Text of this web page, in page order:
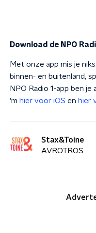
Download de NPO
Met onze app mis je
binnen- en buitenland,
NPO Radio 1-app ben
'm hier voor iOS en hier
Stax&Toine
AVROTROS